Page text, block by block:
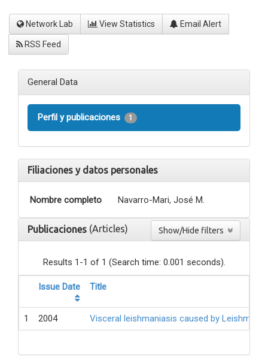
Network Lab View Statistics Email Alert
RSS Feed
General Data
Perfil y publicaciones 1
Filiaciones y datos personales
Nombre completo Navarro-Mari, José M.
Publicaciones (Articles)
Results 1-1 of 1 (Search time: 0.001 seconds).
Issue Date Title
1 2004 Visceral leishmaniasis caused by